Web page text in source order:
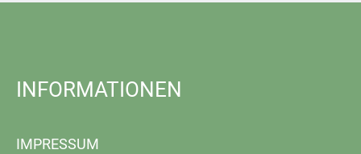
INFORMATIONEN
IMPRESSUM